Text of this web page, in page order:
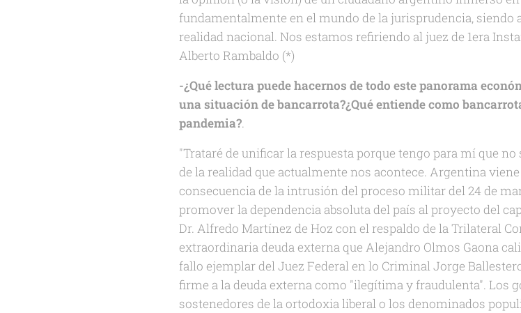
fundamentalmente en el mundo de la jurisprudencia, siendo
realidad nacional. Nos estamos refiriendo al juez de 1era
Alberto Rambaldo (*)
-¿Qué lectura puede hacernos de todo este panorama
una situación de bancarrota?¿Qué entiende como
pandemia?.
"Trataré de unificar la respuesta porque tengo para mí que
de la realidad que actualmente nos acontece. Argentina
consecuencia de la intrusión del proceso militar del 24 de
promover la dependencia absoluta del país al proyecto del
Dr. Alfredo Martínez de Hoz con el respaldo de la Trilateral
extraordinaria deuda externa que Alejandro Olmos Gaona
fallo ejemplar del Juez Federal en lo Criminal Jorge
firme a la deuda externa como "ilegítima y fraudulenta". Los
sostenedores de la ortodoxia liberal o los denominados